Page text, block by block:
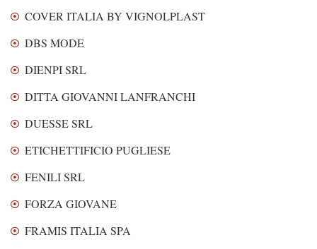
COVER ITALIA BY VIGNOLPLAST
DBS MODE
DIENPI SRL
DITTA GIOVANNI LANFRANCHI
DUESSE SRL
ETICHETTIFICIO PUGLIESE
FENILI SRL
FORZA GIOVANE
FRAMIS ITALIA SPA